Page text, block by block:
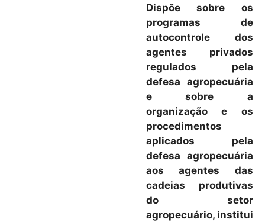
Dispõe sobre os
programas de
autocontrole dos
agentes privados
regulados pela
defesa agropecuária
e sobre a
organização e os
procedimentos
aplicados pela
defesa agropecuária
aos agentes das
cadeias produtivas
do setor
agropecuário, institui